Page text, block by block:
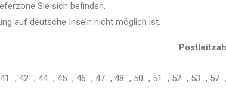
Sie sich befinden.
auf deutsche Inseln nicht möglich ist.
42…, 44…, 45…, 46…, 47…, 48…, 50…, 51…, 52…, 53…,